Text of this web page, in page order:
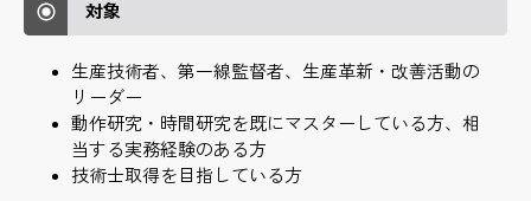
対象
生産技術者、第一線監督者、生産革新・改善活動の
リーダー
動作研究・時間研究を既にマスターしている方、相
当する実務経験のある方
技術士取得を目指している方